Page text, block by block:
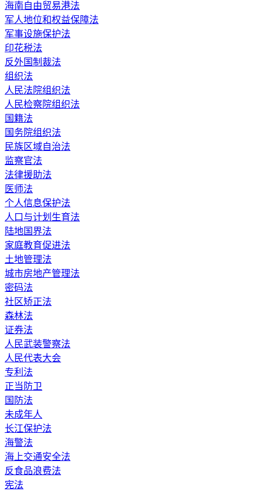
海南自由贸易港法
军人地位和权益保障法
军事设施保护法
印花税法
反外国制裁法
组织法
人民法院组织法
人民检察院组织法
国籍法
国务院组织法
民族区域自治法
监察官法
法律援助法
医师法
个人信息保护法
人口与计划生育法
陆地国界法
家庭教育促进法
土地管理法
城市房地产管理法
密码法
社区矫正法
森林法
证券法
人民武装警察法
人民代表大会
专利法
正当防卫
国防法
未成年人
长江保护法
海警法
海上交通安全法
反食品浪费法
宪法